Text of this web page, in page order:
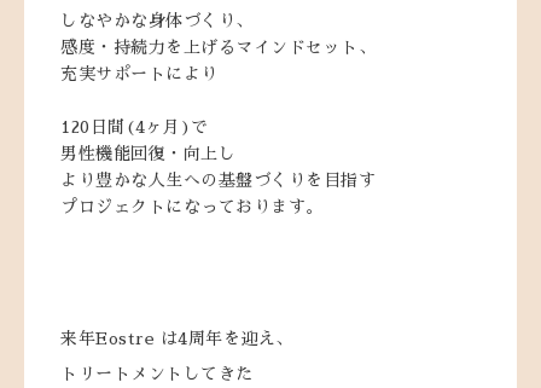
しなやかな身体づくり、
感度・持続力を上げるマインドセット、
充実サポートにより
120日間(4ヶ月)で
男性機能回復・向上し
より豊かな人生への基盤づくりを目指す
プロジェクトになっております。
来年Eostre は4周年を迎え、
トリートメントしてきた